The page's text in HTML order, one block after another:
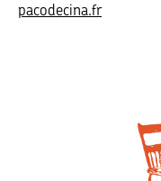
pacodecina.fr